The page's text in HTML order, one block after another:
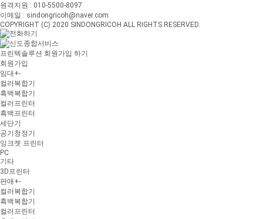
원격지원 : 010-5500-8097
이메일 : sindongricoh@naver.com
COPYRIGHT (C) 2020 SINDONGRICOH ALL RIGHTS RESERVED.
프린텍솔루션 회원가입 하기
회원가입
임대+-
컬러복합기
흑백복합기
컬러프린터
흑백프린터
세단기
공기청정기
잉크젯 프린터
PC
기타
3D프린터
판매+-
컬러복합기
흑백복합기
컬러프린터